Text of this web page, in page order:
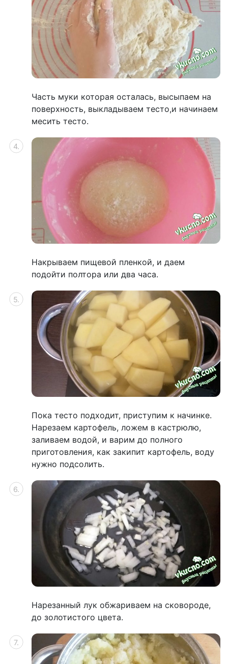
Часть муки которая осталась, высыпаем на
поверхность, выкладываем тесто,и начинаем
месить тесто.
Накрываем пищевой пленкой, и даем
подойти полтора или два часа.
Пока тесто подходит, приступим к начинке.
Нарезаем картофель, ложем в кастрюлю,
заливаем водой, и варим до полного
приготовления, как закипит картофель, воду
нужно подсолить.
Нарезанный лук обжариваем на сковороде,
до золотистого цвета.